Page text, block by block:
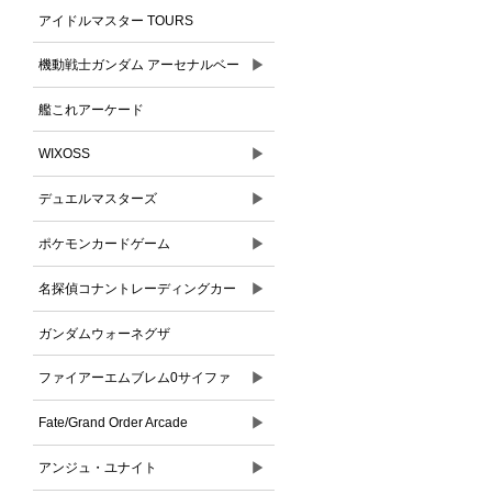
アイドルマスター TOURS
機動戦士ガンダム アーセナルベー
ス
▶
艦これアーケード
WIXOSS ▶
デュエルマスターズ ▶
ポケモンカードゲーム ▶
名探偵コナントレーディングカー
ドゲーム
▶
ガンダムウォーネグザ
ファイアーエムブレム0サイファ ▶
Fate/Grand Order Arcade ▶
アンジュ・ユナイト ▶